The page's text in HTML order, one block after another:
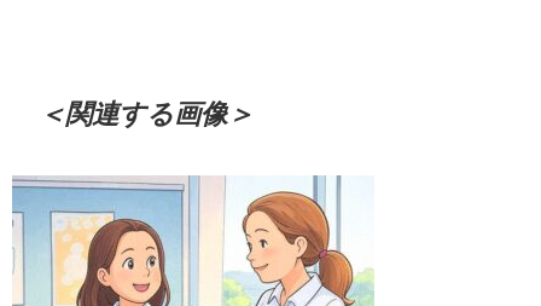
＜関連する画像＞